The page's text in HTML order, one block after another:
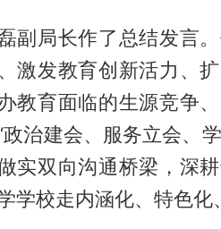
副局长作了总结发言
激发教育创新活力、
教育面临的生源竞争
政治建会、服务立会、
实双向沟通桥梁，深
学校走内涵化、特色化